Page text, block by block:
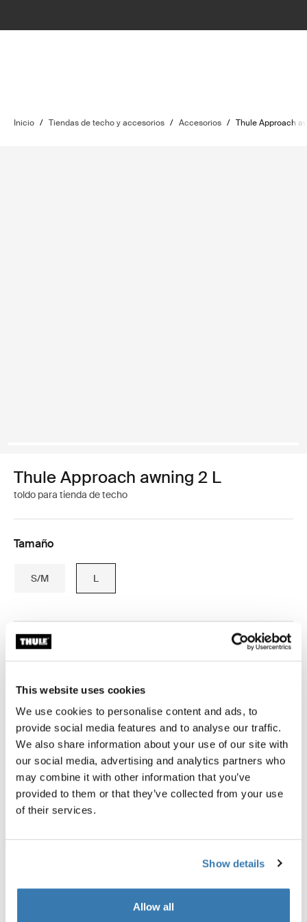
This website uses cookies
We use cookies to personalise content and ads, to
provide social media features and to analyse our traffic.
We also share information about your use of our site with
our social media, advertising and analytics partners who
may combine it with other information that you’ve
provided to them or that they’ve collected from your use
of their services.
Show details
Allow all
Inicio / Tiendas de techo y accesorios / Accesorios / Thule Approach
Thule Approach awning 2 L
toldo para tienda de techo
Tamaño
S/M L
Garantía Thule
Buscar un distribuidor
Un toldo espacioso que convierte tu tienda de techo
Thule Approach en un espacio habitable protegido
contra el clima y con sombra.
Toggle features
Todas las características